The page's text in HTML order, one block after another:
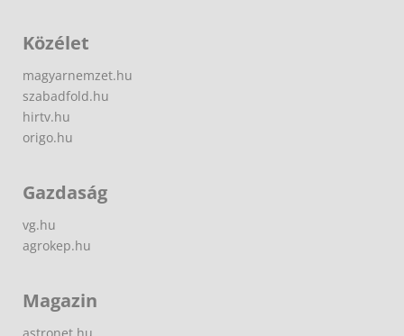
Közélet
magyarnemzet.hu
szabadfold.hu
hirtv.hu
origo.hu
Gazdaság
vg.hu
agrokep.hu
Magazin
astronet.hu